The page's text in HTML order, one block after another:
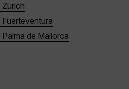
de Mallorca